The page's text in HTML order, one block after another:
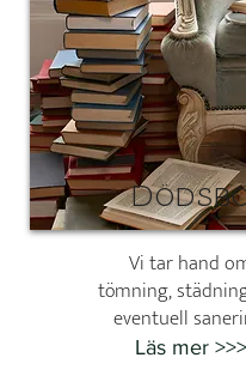
Vi tar hand
tömning,
eventuell
Läs mer >>>